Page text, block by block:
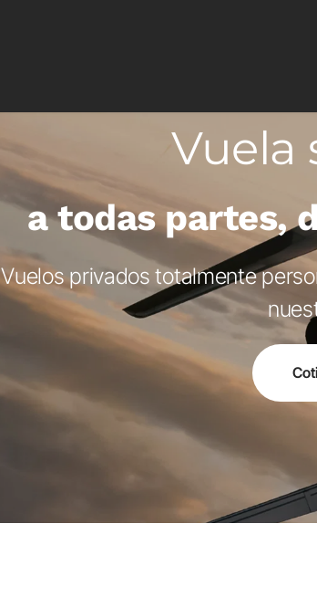
Vuela
a todas partes,
Vuelos privados totalmente